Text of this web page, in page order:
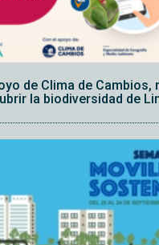
de Clima de Cambios,
la biodiversidad de